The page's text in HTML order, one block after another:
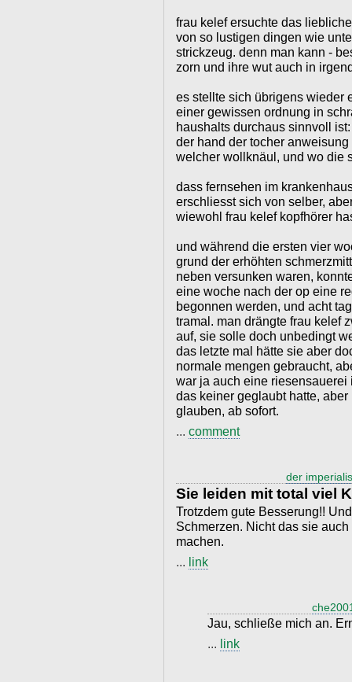
frau kelef ersuchte das
von so lustigen dingen wie
strickzeug. denn man kann -
zorn und ihre wut auch in
es stellte sich übrigens wieder
einer gewissen ordnung in
haushalts durchaus sinnvoll
der hand der tocher
welcher wollknäul, und wo die
dass fernsehen im
erschliesst sich von selber,
wiewohl frau kelef kopfhörer
und während die ersten vier
grund der erhöhten
neben versunken waren,
eine woche nach der op eine
begonnen werden, und acht
tramal. man drängte frau kelef
auf, sie solle doch unbedingt
das letzte mal hätte sie aber
normale mengen gebraucht,
war ja auch eine
das keiner geglaubt hatte,
glauben, ab sofort.
... comment
der
Sie leiden mit total viel
Trotzdem gute Besserung!!
Schmerzen. Nicht das sie
machen.
... link
Jau, schließe mich an.
... link